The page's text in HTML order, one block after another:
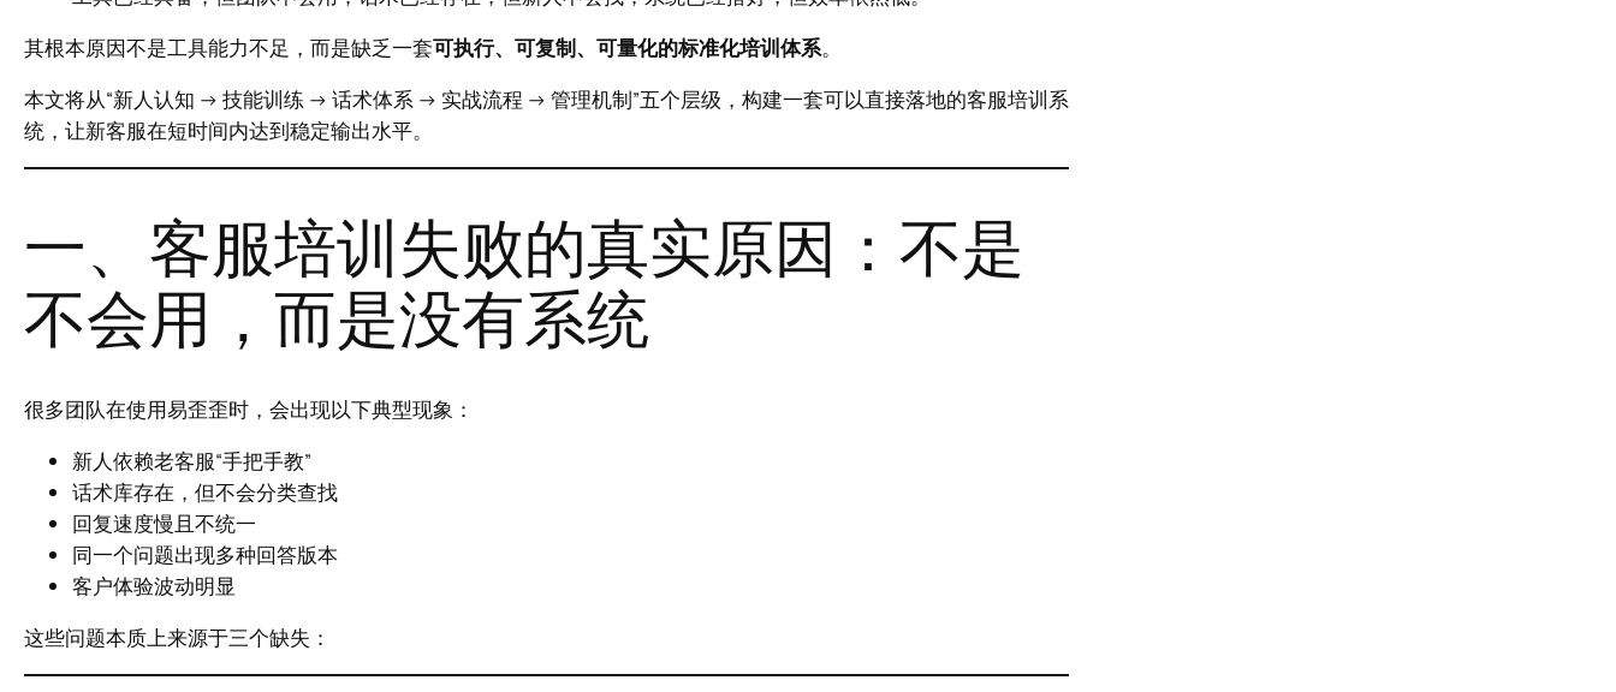
其根本原因不是工具能力不足，而是缺乏一套可执行、可复制、可量化的标准化培训体系。
本文将从“新人认知 → 技能训练 → 话术体系 → 实战流程 → 管理机制”五个层级，构建一套可以直接落地的客服培训系
统，让新客服在短时间内达到稳定输出水平。
一、客服培训失败的真实原因：不是
不会用，而是没有系统
很多团队在使用易歪歪时，会出现以下典型现象：
新人依赖老客服“手把手教”
话术库存在，但不会分类查找
回复速度慢且不统一
同一个问题出现多种回答版本
客户体验波动明显
这些问题本质上来源于三个缺失：